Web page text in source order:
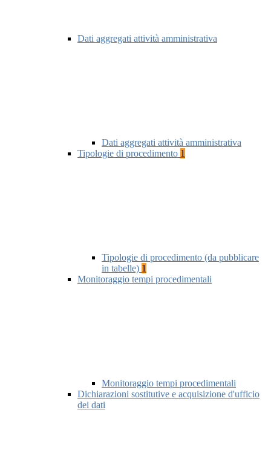
Dati aggregati attività amministrativa
Dati aggregati attività amministrativa
Tipologie di procedimento 1
Tipologie di procedimento (da pubblicare
in tabelle) 1
Monitoraggio tempi procedimentali
Monitoraggio tempi procedimentali
Dichiarazioni sostitutive e acquisizione d'ufficio
dei dati